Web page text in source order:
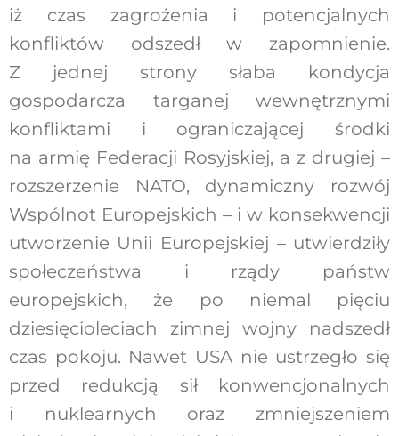
iż czas zagrożenia i potencjalnych
konfliktów odszedł w zapomnienie.
Z jednej strony słaba kondycja
gospodarcza targanej wewnętrznymi
konfliktami i ograniczającej środki
na armię Federacji Rosyjskiej, a z drugiej –
rozszerzenie NATO, dynamiczny rozwój
Wspólnot Europejskich – i w konsekwencji
utworzenie Unii Europejskiej – utwierdziły
społeczeństwa i rządy państw
europejskich, że po niemal pięciu
dziesięcioleciach zimnej wojny nadszedł
czas pokoju. Nawet USA nie ustrzegło się
przed redukcją sił konwencjonalnych
i nuklearnych oraz zmniejszeniem